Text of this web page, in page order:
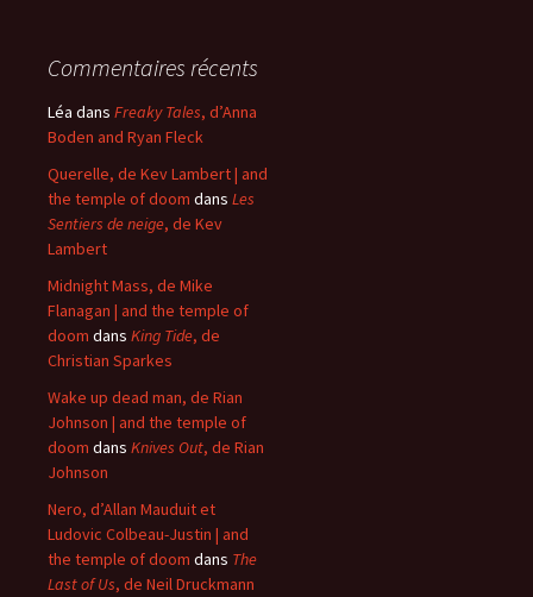
Commentaires récents
Léa dans Freaky Tales, d’Anna
Boden and Ryan Fleck
Querelle, de Kev Lambert | and
the temple of doom dans Les
Sentiers de neige, de Kev
Lambert
Midnight Mass, de Mike
Flanagan | and the temple of
doom dans King Tide, de
Christian Sparkes
Wake up dead man, de Rian
Johnson | and the temple of
doom dans Knives Out, de Rian
Johnson
Nero, d’Allan Mauduit et
Ludovic Colbeau-Justin | and
the temple of doom dans The
Last of Us, de Neil Druckmann